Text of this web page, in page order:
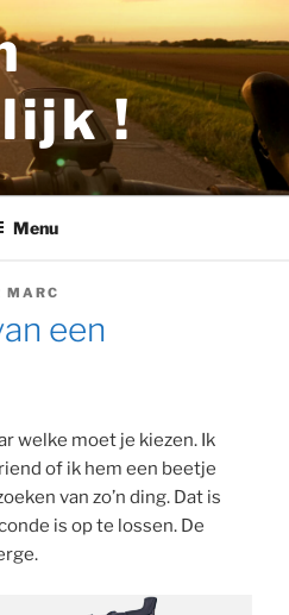
!
Menu
MARC
een
welke moet je kiezen. Ik
of ik hem een beetje
van zo’n ding. Dat is
is op te lossen. De